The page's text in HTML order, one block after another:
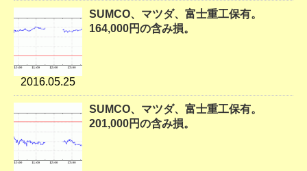
2016.05.25
SUMCO、マツダ、富士重工保有。
164,000円の含み損。
SUMCO、マツダ、富士重工保有。
201,000円の含み損。